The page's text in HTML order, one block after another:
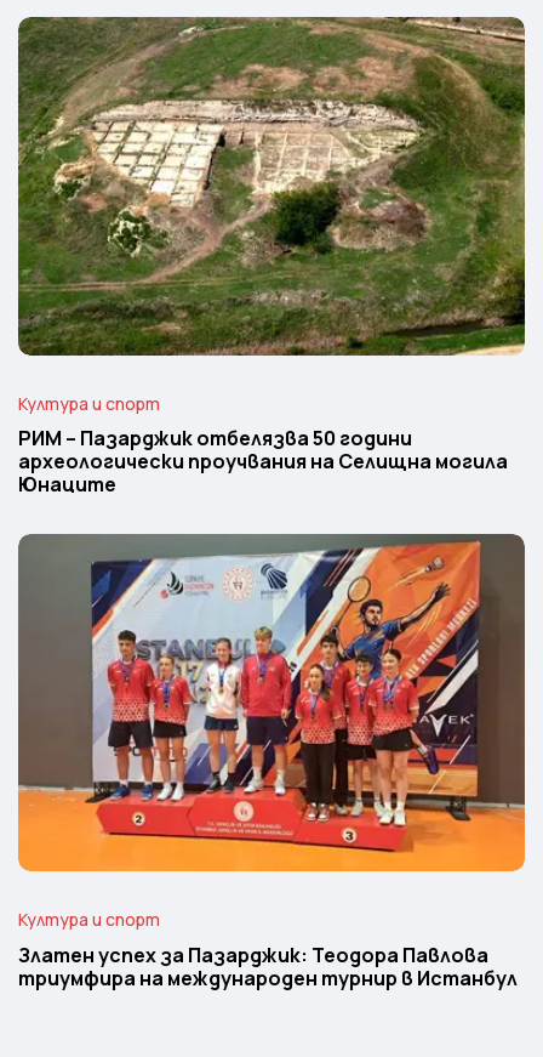
Култура и спорт
РИМ – Пазарджик отбелязва 50 години
археологически проучвания на Селищна могила
Юнаците
Култура и спорт
Златен успех за Пазарджик: Теодора Павлова
триумфира на международен турнир в Истанбул